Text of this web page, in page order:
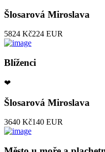
Šlosarová Miroslava
5824 Kč224 EUR
Blíženci
❤
Šlosarová Miroslava
3640 Kč140 EUR